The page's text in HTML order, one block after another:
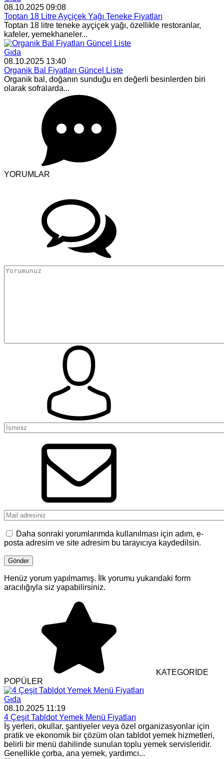
08.10.2025 09:08
Toptan 18 Litre Ayçiçek Yağı Teneke Fiyatları
Toptan 18 litre teneke ayçiçek yağı, özellikle restoranlar,
kafeler, yemekhaneler...
Gıda
08.10.2025 13:40
Organik Bal Fiyatları Güncel Liste
Organik bal, doğanın sunduğu en değerli besinlerden biri
olarak sofralarda...
YORUMLAR
Daha sonraki yorumlarımda kullanılması için adım, e-
posta adresim ve site adresim bu tarayıcıya kaydedilsin.
Henüz yorum yapılmamış. İlk yorumu yukarıdaki form
aracılığıyla siz yapabilirsiniz.
KATEGORİDE
POPÜLER
Gıda
08.10.2025 11:19
4 Çeşit Tabldot Yemek Menü Fiyatları
İş yerleri, okullar, şantiyeler veya özel organizasyonlar için
pratik ve ekonomik bir çözüm olan tabldot yemek hizmetleri,
belirli bir menü dahilinde sunulan toplu yemek servisleridir.
Genellikle çorba, ana yemek, yardımcı...